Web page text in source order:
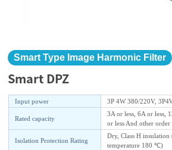
Smart Type Image Harmonic Filter
Smart DPZ
Input power 3P 4W 380/220V,
Rated capacity
3A or less, 6A or less,
or less And other order
Isolation Protection Rating
Dry, Class H
temperature 180 ℃)